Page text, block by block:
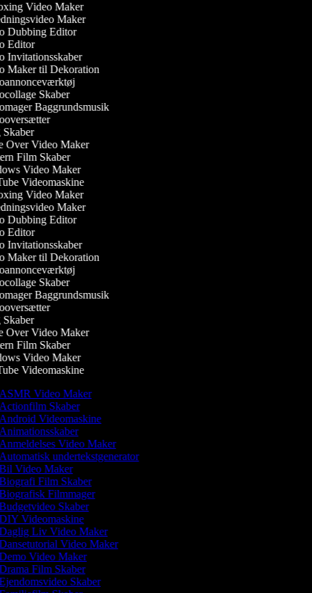
Video Maker
Maker
Dubbing Editor
Editor
Invitationsskaber
Maker til Dekoration
Skaber
Baggrundsmusik
Over Video Maker
Film Skaber
Video Maker
Videomaskine
Video Maker
Maker
Dubbing Editor
Editor
Invitationsskaber
Maker til Dekoration
Skaber
Baggrundsmusik
Over Video Maker
Film Skaber
Video Maker
Videomaskine
Video Maker
Skaber
Videomaskine
Video Maker
undertekstgenerator
Video Maker
Film Skaber
Filmmager
Skaber
Videomaskine
Liv Video Maker
Video Maker
Video Maker
Film Skaber
Skaber